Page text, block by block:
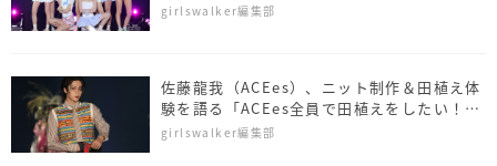
girlswalker編集部
佐藤⿓我（ACEes）、ニット制作＆田植え体
験を語る「ACEes全員で田植えをしたい！」
＜NAMICS presents TGC 新潟 2026＞
girlswalker編集部